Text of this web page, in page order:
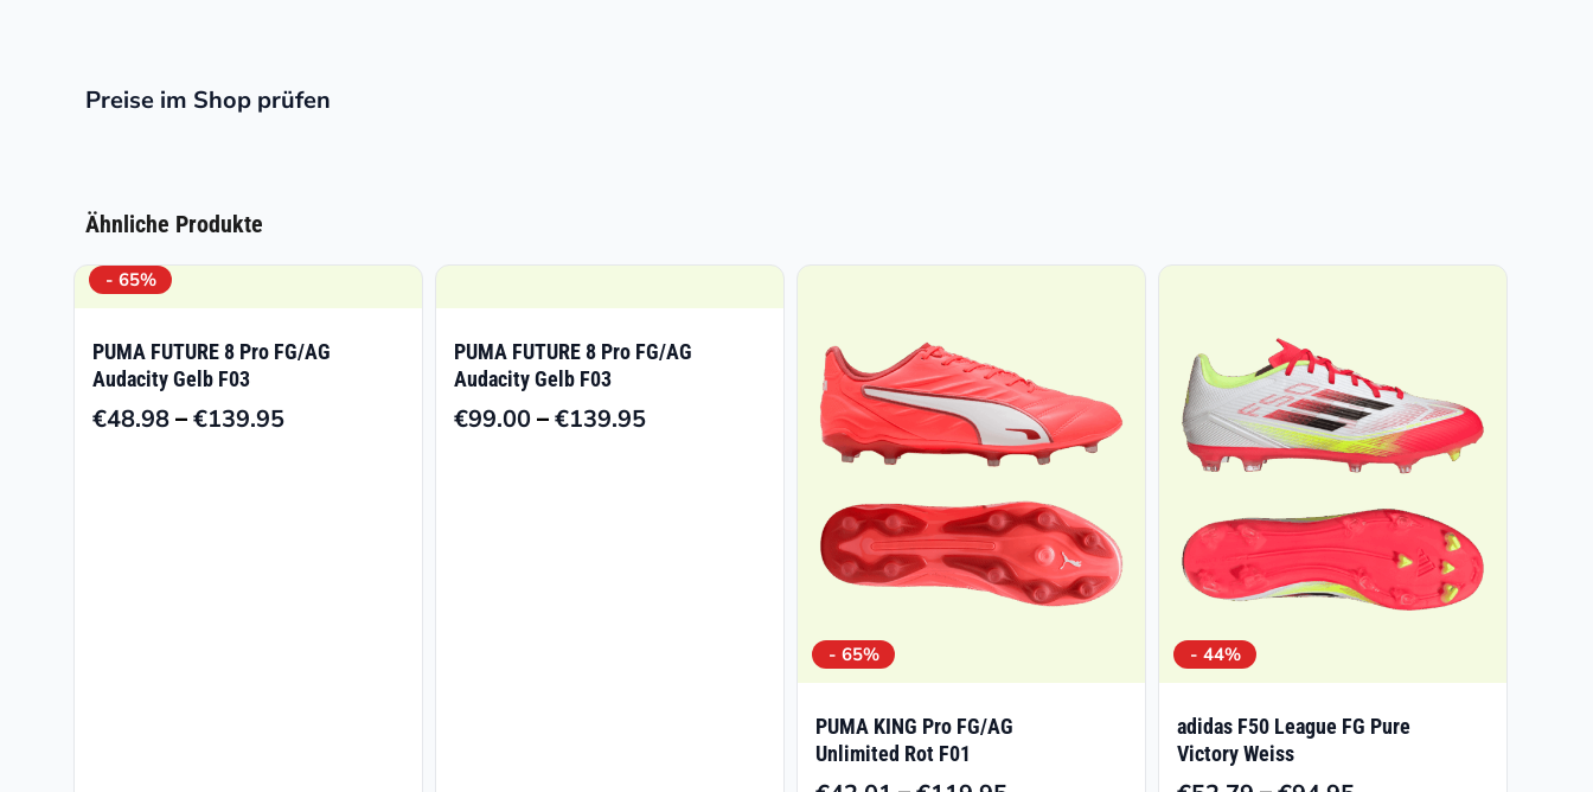
Preise im Shop prüfen
Ähnliche Produkte
- 65%
PUMA FUTURE 8 Pro FG/AG
Audacity Gelb F03
€48.98–€139.95Preisspanne:
PUMA FUTURE 8 Pro FG/AG
Audacity Gelb F03
€99.00–€139.95Preisspanne:
- 65%
PUMA KING Pro FG/AG
Unlimited Rot F01
- 44%
adidas F50 League FG Pure
Victory Weiss